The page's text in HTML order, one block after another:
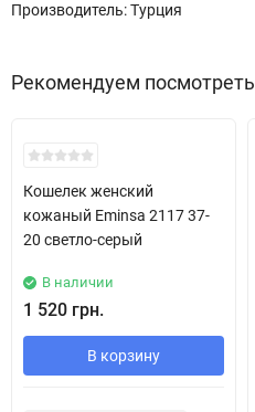
Производитель: Турция
Рекомендуем посмотреть
Хит!
Кошелек женский
кожаный Eminsa 2117 37-
20 светло-серый
В наличии
1 520 грн.
В корзину